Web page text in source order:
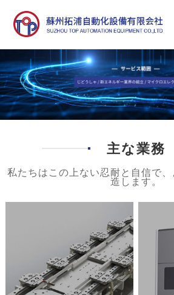
主な業務
私たちはこの上ない忍耐と自信で
造します。